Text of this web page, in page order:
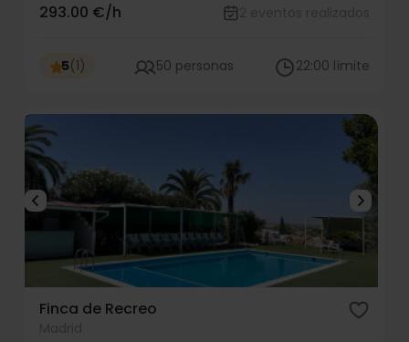
293.00 €/h
5(1) 50 personas 22:00 límite
Finca de Recreo